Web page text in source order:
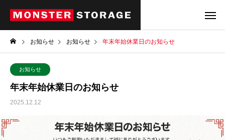
お知らせ お知らせ 年末年始休業日のお知らせ
お知らせ
年末年始休業日のお知らせ
2025.12.12